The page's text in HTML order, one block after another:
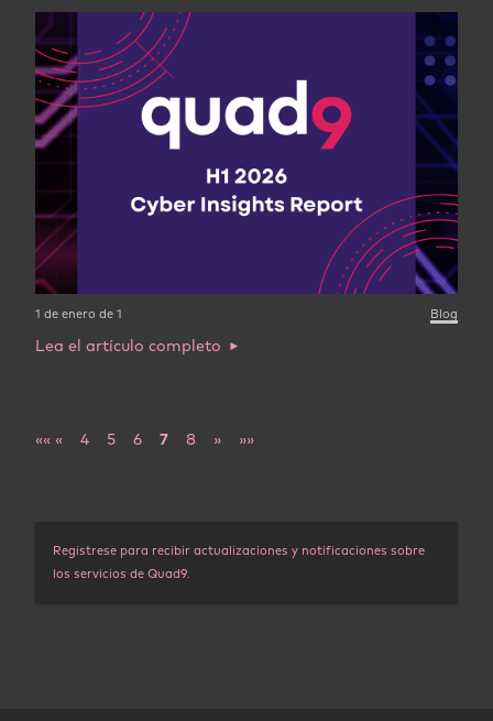
1 de enero de 1 Blog
Lea el artículo completo
«« « 4 5 6 7 8 » »»
Regístrese para recibir actualizaciones y notificaciones sobre
los servicios de Quad9.